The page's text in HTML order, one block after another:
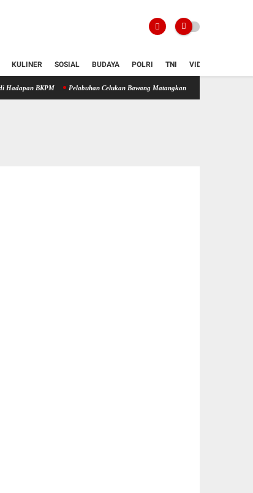
KULINER SOSIAL BUDAYA POLRI TNI VIDIO
Pelabuhan Celukan Bawang Matangkan Kesiapan, Didorong Jadi Simpul